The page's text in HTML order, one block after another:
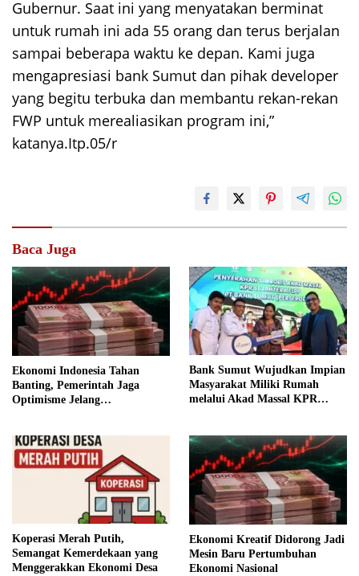
Gubernur. Saat ini yang menyatakan berminat
untuk rumah ini ada 55 orang dan terus berjalan
sampai beberapa waktu ke depan. Kami juga
mengapresiasi bank Sumut dan pihak developer
yang begitu terbuka dan membantu rekan-rekan
FWP untuk merealiasikan program ini,”
katanya.Itp.05/r
Baca Juga
Ekonomi Indonesia Tahan
Banting, Pemerintah Jaga
Optimisme Jelang
Bank Sumut Wujudkan Impian
Masyarakat Miliki Rumah
melalui Akad Massal KPR
Koperasi Merah Putih,
Semangat Kemerdekaan yang
Menggerakkan Ekonomi Desa
Ekonomi Kreatif Didorong Jadi
Mesin Baru Pertumbuhan
Ekonomi Nasional